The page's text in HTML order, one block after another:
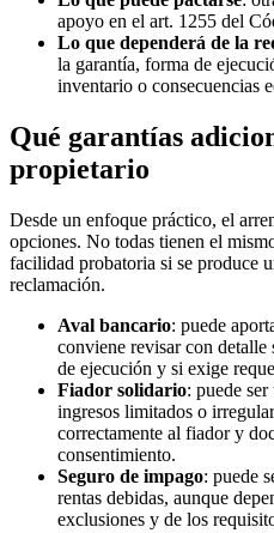
apoyo en el art. 1255 del
Lo que dependerá de la
la garantía, forma de
inventario o consecuencias
Qué garantías
propietario
Desde un enfoque práctico, el
opciones. No todas tienen el
facilidad probatoria si se produce
reclamación.
Aval bancario: puede
conviene revisar con detalle
de ejecución y si exige
Fiador solidario: puede
ingresos limitados o
correctamente al fiador y
consentimiento.
Seguro de impago: puede
rentas debidas, aunque
exclusiones y de los